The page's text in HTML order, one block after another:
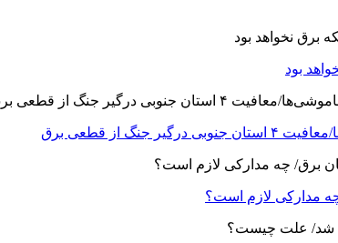
بود
از قطعی برق
مدارکی لازم است؟